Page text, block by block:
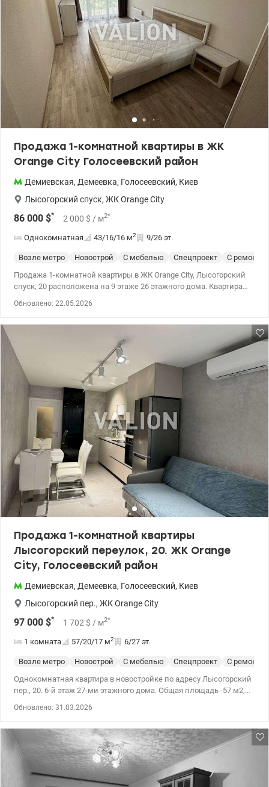
Продажа 1-комнатной квартиры в ЖК
Orange City Голосеевский район
Демиевская, Демеевка, Голосеевский, Киев
Лысогорский спуск, ЖК Orange City
86 000 $* 2 000 $ / м2*
Однокомнатная 43/16/16 м2 9/26 эт.
Возле метро Новострой С мебелью Спецпроект
С
Продажа 1-комнатной квартиры в ЖК Orange City, Лысогорский
спуск, 20 расположена на 9 этаже 26 этажного дома. Квартира
кондиционер, подогрев полов). В пешей доступности:
супермаркеты, ТЦ, рестораны, большое количество магазинов,
школы, детские сады, поликлиника, стоматологический
кабинет, кинотеатр, парк. Тихий и уютный двор, зона для выгула
животных, зоны отдыха и парковки. Транспортная развязка 20
минут в центр города, рядом остановка общественного
транспорта. т.044 200 10 80 Valion.ua/1111464
Обновлено: 22.05.2026
Продажа 1-комнатной квартиры
Лысогорский переулок, 20. ЖК Orange
City, Голосеевский район
Демиевская, Демеевка, Голосеевский, Киев
Лысогорский пер., ЖК Orange City
97 000 $* 1 702 $ / м2*
1 комната 57/20/17 м2 6/27 эт.
Возле метро Новострой С мебелью Спецпроект
С
Однокомнатная квартира в новостройке по адресу Лысогорский
пер., 20. 6-й этаж 27-ми этажного дома. Общая площадь -57 м2,
Испания, Италия. Немецкая сантехника GROHE. Панорамные
окна REHAU (двухкамерный стеклопакет) Прекрасный
панорамный вид на парковую зону. Встроенная мебель по
индивидуальному проекту. Счетчики: вода, электричество и
отопление. Техника: электрическая индукционная поверхность,
Обновлено: 31.03.2026